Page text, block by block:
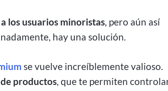
los usuarios minoristas, pero aún así
hay una solución.
se vuelve increíblemente valioso.
productos, que te permiten